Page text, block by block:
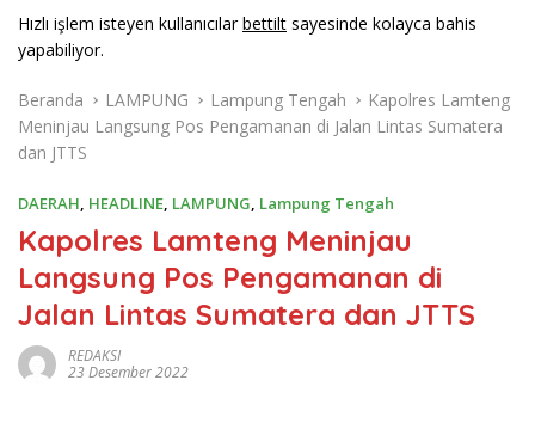
Hızlı işlem isteyen kullanıcılarbettilt sayesinde kolayca bahis
yapabiliyor.
Beranda LAMPUNG Lampung Tengah
Kapolres Lamteng
Meninjau Langsung Pos Pengamanan di Jalan Lintas Sumatera
dan JTTS
DAERAH, HEADLINE, LAMPUNG, Lampung Tengah
Kapolres Lamteng Meninjau
Langsung Pos Pengamanan di
Jalan Lintas Sumatera dan JTTS
REDAKSI
23 Desember 2022